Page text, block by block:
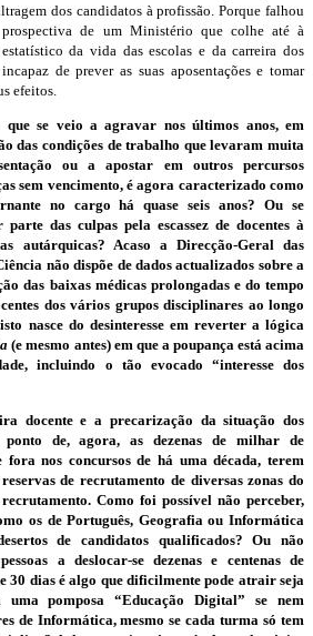
dos candidatos à profissão. Porque falhou
de um Ministério que colhe até à
da vida das escolas e da carreira dos
de prever as suas aposentações e tomar
efeitos.
que se veio a agravar nos últimos anos, em
das condições de trabalho que levaram muita
ou a apostar em outros percursos
sem vencimento, é agora caracterizado como
no cargo há quase seis anos? Ou se
das culpas pela escassez de docentes à
autárquicas? Acaso a Direcção-Geral das
não dispõe de dados actualizados sobre a
das baixas médicas prolongadas e do tempo
dos vários grupos disciplinares ao longo
nasce do desinteresse em reverter a lógica
(e mesmo antes) em que a poupança está acima
incluindo o tão evocado “interesse dos
docente e a precarização da situação dos
ponto de, agora, as dezenas de milhar de
fora nos concursos de há uma década, terem
de recrutamento de diversas zonas do
Como foi possível não perceber,
os de Português, Geografia ou Informática
de candidatos qualificados? Ou não
a deslocar-se dezenas e centenas de
30 dias é algo que dificilmente pode atrair seja
pomposa “Educação Digital” se nem
de Informática, mesmo se cada turma só tem